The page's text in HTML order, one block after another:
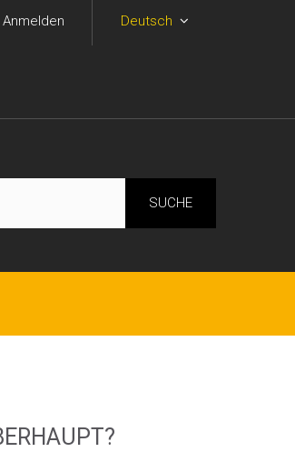
Deutsch
Anmelden
SUCHE